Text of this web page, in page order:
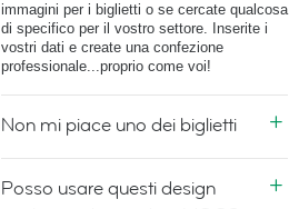
immagini per i biglietti o se cercate qualcosa
di specifico per il vostro settore. Inserite i
vostri dati e create una confezione
professionale...proprio come voi!
Non mi piace uno dei biglietti
Posso usare questi design